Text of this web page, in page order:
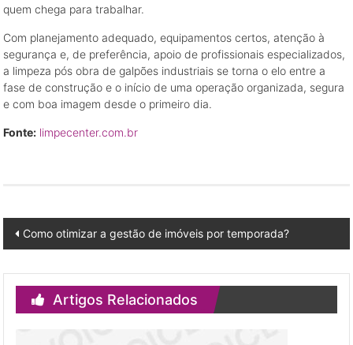
quem chega para trabalhar.
Com planejamento adequado, equipamentos certos, atenção à
segurança e, de preferência, apoio de profissionais especializados,
a limpeza pós obra de galpões industriais se torna o elo entre a
fase de construção e o início de uma operação organizada, segura
e com boa imagem desde o primeiro dia.
Fonte: limpecenter.com.br
Post
Como otimizar a gestão de imóveis por temporada?
Artigos Relacionados